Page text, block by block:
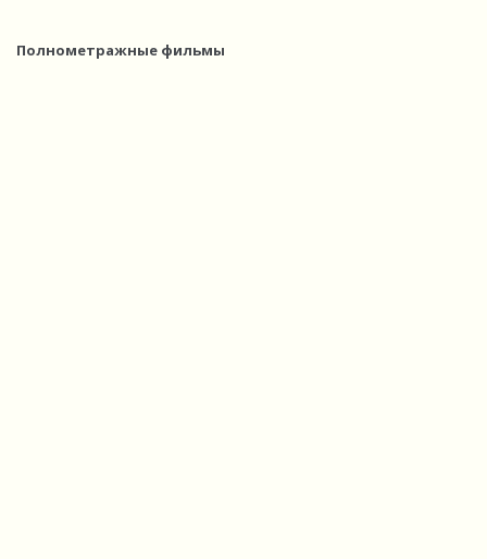
Полнометражные фильмы